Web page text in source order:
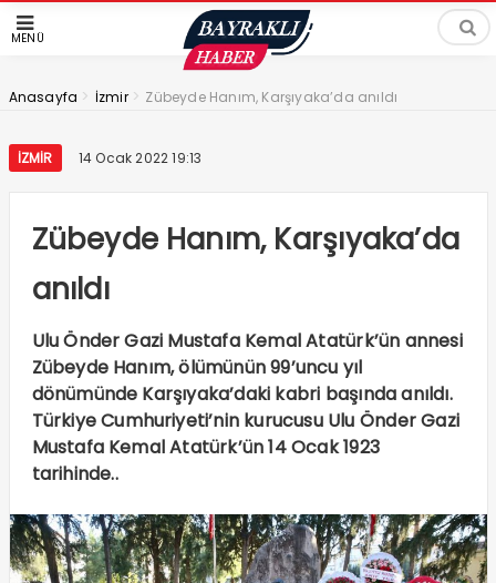
MENÜ
Anasayfa > İzmir > Zübeyde Hanım, Karşıyaka’da anıldı
İZMIR 14 Ocak 2022 19:13
Zübeyde Hanım, Karşıyaka’da
anıldı
Ulu Önder Gazi Mustafa Kemal Atatürk’ün annesi
Zübeyde Hanım, ölümünün 99’uncu yıl
dönümünde Karşıyaka’daki kabri başında anıldı.
Türkiye Cumhuriyeti’nin kurucusu Ulu Önder Gazi
Mustafa Kemal Atatürk’ün 14 Ocak 1923
tarihinde..